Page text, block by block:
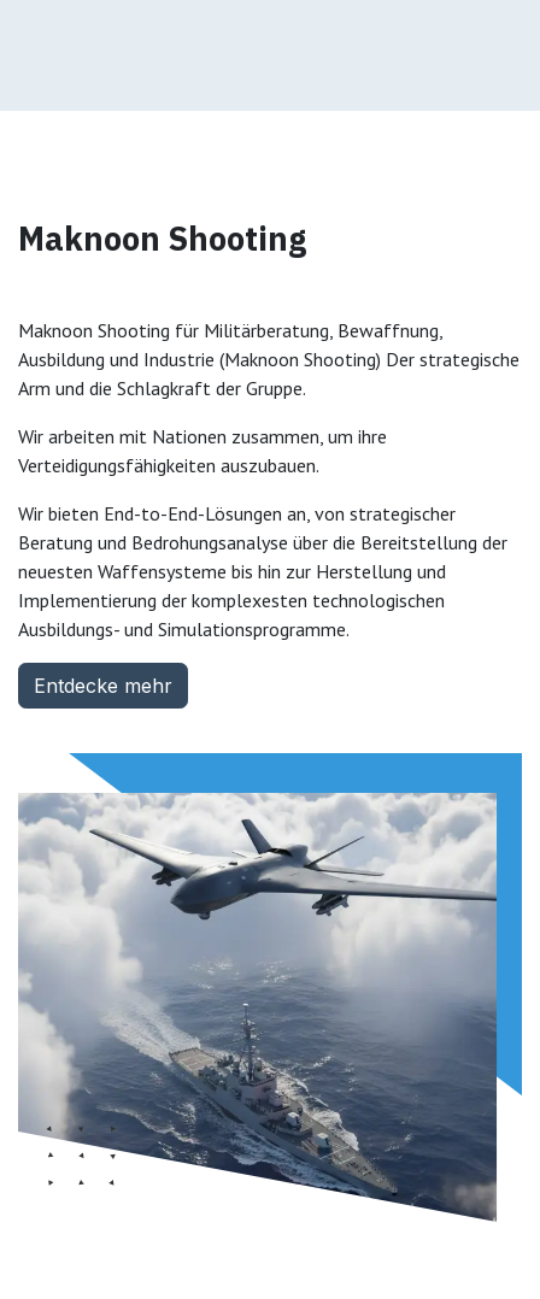
Maknoon Shooting
Maknoon Shooting für Militärberatung, Bewaffnung,
Ausbildung und Industrie (Maknoon Shooting) Der strategische
Arm und die Schlagkraft der Gruppe.
Wir arbeiten mit Nationen zusammen, um ihre
Verteidigungsfähigkeiten auszubauen.
Wir bieten End-to-End-Lösungen an, von strategischer
Beratung und Bedrohungsanalyse über die Bereitstellung der
neuesten Waffensysteme bis hin zur Herstellung und
Implementierung der komplexesten technologischen
Ausbildungs- und Simulationsprogramme.
Entdecke mehr